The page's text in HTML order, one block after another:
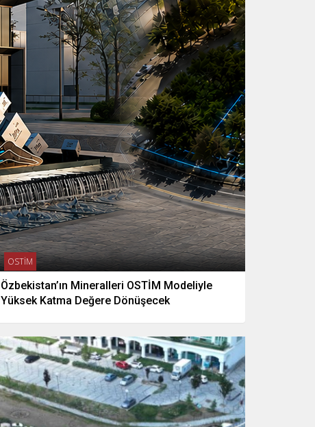
OSTİM
Özbekistan’ın Mineralleri OSTİM Modeliyle
Yüksek Katma Değere Dönüşecek